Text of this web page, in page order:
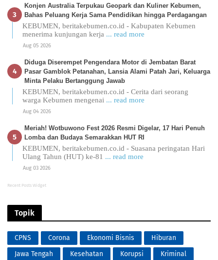
Konjen Australia Terpukau Geopark dan Kuliner Kebumen,
Bahas Peluang Kerja Sama Pendidikan hingga Perdagangan
KEBUMEN, beritakebumen.co.id - Kabupaten Kebumen
menerima kunjungan kerja ... read more
Aug 05 2026
Diduga Diserempet Pengendara Motor di Jembatan Barat
Pasar Gamblok Petanahan, Lansia Alami Patah Jari, Keluarga
Minta Pelaku Bertanggung Jawab
KEBUMEN, beritakebumen.co.id - Cerita dari seorang
warga Kebumen mengenai ... read more
Aug 04 2026
Meriah! Wotbuwono Fest 2026 Resmi Digelar, 17 Hari Penuh
Lomba dan Budaya Semarakkan HUT RI
KEBUMEN, beritakebumen.co.id - Suasana peringatan Hari
Ulang Tahun (HUT) ke-81 ... read more
Aug 03 2026
Recent Posts Widget
Topik
CPNS Corona Ekonomi Bisnis
Hiburan
Jawa Tengah
Kesehatan Korupsi Kriminal